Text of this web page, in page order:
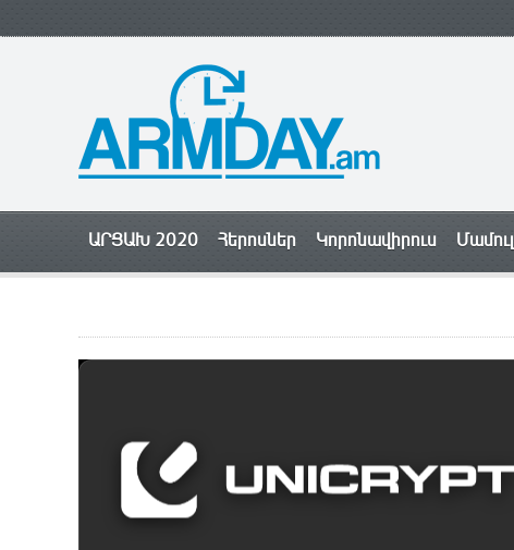
ԱՐՑԱԽ 2020 Հերոսներ Կորոնավիրուս Մամուլ